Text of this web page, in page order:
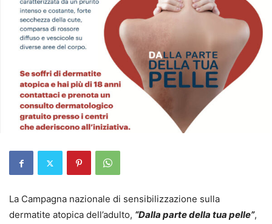
La Campagna nazionale di sensibilizzazione sulla
dermatite atopica dell’adulto, “Dalla parte della tua pelle”,